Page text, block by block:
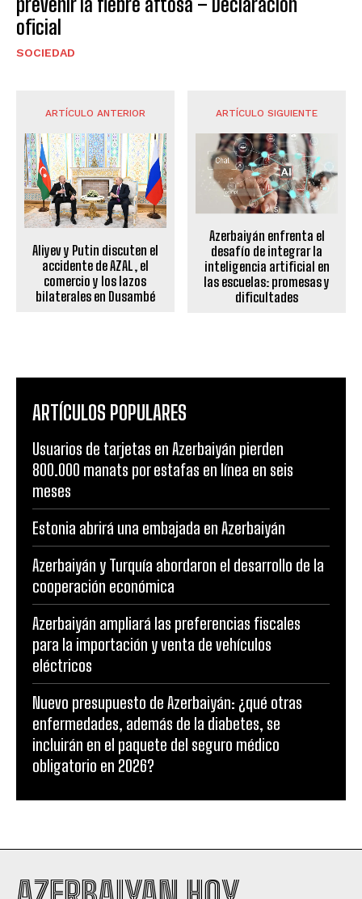
oficial
SOCIEDAD
ARTÍCULO ANTERIOR
Aliyev y Putin discuten el
accidente de AZAL, el
comercio y los lazos
bilaterales en Dusambé
ARTÍCULO SIGUIENTE
Azerbaiyán enfrenta el
desafío de integrar la
inteligencia artificial en
las escuelas: promesas y
dificultades
ARTÍCULOS POPULARES
Usuarios de tarjetas en Azerbaiyán pierden
800.000 manats por estafas en línea en seis
meses
Estonia abrirá una embajada en Azerbaiyán
Azerbaiyán y Turquía abordaron el desarrollo de la
cooperación económica
Azerbaiyán ampliará las preferencias fiscales
para la importación y venta de vehículos
eléctricos
Nuevo presupuesto de Azerbaiyán: ¿qué otras
enfermedades, además de la diabetes, se
incluirán en el paquete del seguro médico
obligatorio en 2026?